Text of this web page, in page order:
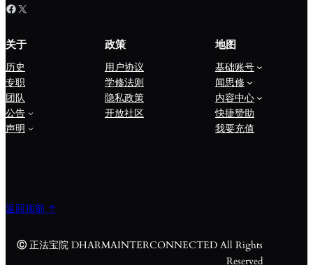
Facebook X
关于
历史
专职
团队
公告
声明
政策
用户协议
学修法则
隐私政策
开放社区
地图
基础账号
闻思修
内容中心
快捷赞助
我要充值
返回顶部 ↑
Ⓒ正法宝院 DHARMAINTERCONNECTED All Rights
Reserved